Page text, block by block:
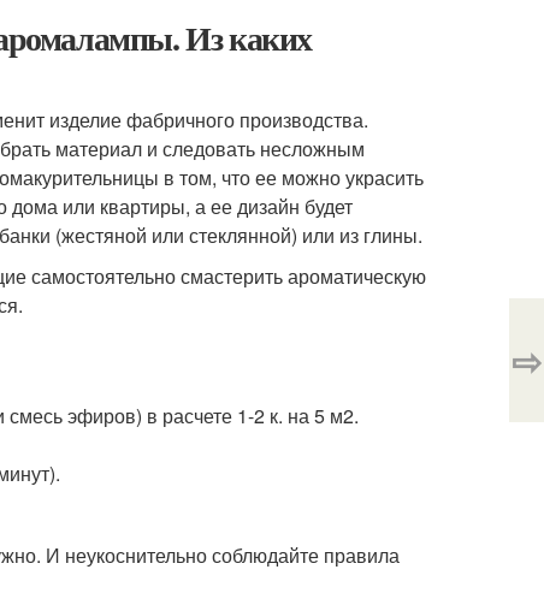
Из каких
изделие фабричного производства.
материал и следовать несложным
в том, что ее можно украсить
или квартиры, а ее дизайн будет
(жестяной или стеклянной) или из глины.
самостоятельно смастерить ароматическую
эфиров) в расчете 1-2 к. на 5 м2.
И неукоснительно соблюдайте правила
⇨